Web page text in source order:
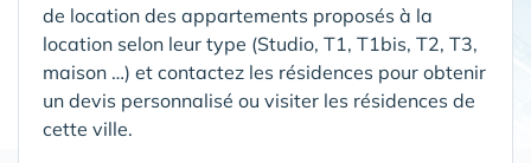
de location des appartements proposés à la
location selon leur type (Studio, T1, T1bis, T2, T3,
maison …) et contactez les résidences pour obtenir
un devis personnalisé ou visiter les résidences de
cette ville.